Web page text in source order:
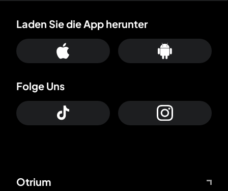
Otrium
Laden Sie die App herunter
Folge Uns